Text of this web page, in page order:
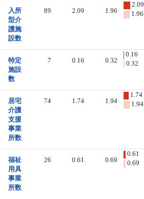
入所
型介
護施
設数
89 2.09 1.96
2.09
1.96
特定
施設
数
7 0.16 0.32
0.16
0.32
居宅
介護
支援
事業
所数
74 1.74 1.94
1.74
1.94
福祉
用具
事業
所数
26 0.61 0.69
0.61
0.69